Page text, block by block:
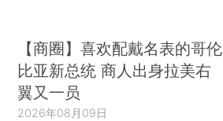
【商圈】喜欢配戴名表的哥伦
比亚新总统 商人出身拉美右
翼又一员
2026年08月09日